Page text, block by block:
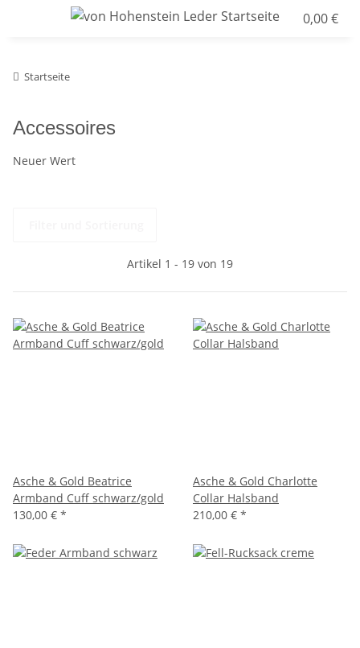
0,00 €
Startseite
Accessoires
Neuer Wert
Artikel 1 - 19 von 19
Asche & Gold Beatrice
Armband Cuff schwarz/gold
130,00 € *
Asche & Gold Charlotte
Collar Halsband
210,00 € *